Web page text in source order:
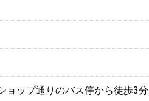
ョップ通りのバス停から徒歩3